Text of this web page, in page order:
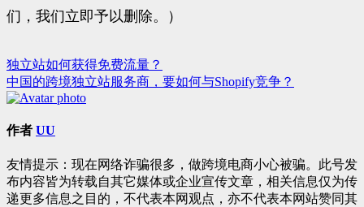
们，我们立即予以删除。）
文
章
导
独立站如何获得免费流量？
中国的跨境独立站服务商，要如何与Shopify竞争？
作者 UU
友情提示：现在网络诈骗很多，做跨境电商小心被骗。此号发
布内容皆为转载自其它媒体或企业宣传文章，相关信息仅为传
递更多信息之目的，不代表本网观点，亦不代表本网站赞同其